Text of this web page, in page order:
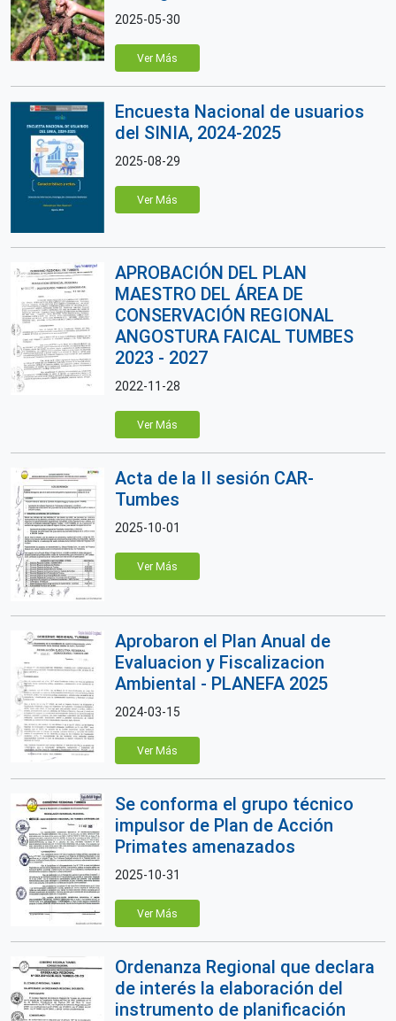
2025-05-30
Ver Más
Encuesta Nacional de usuarios
del SINIA, 2024-2025
2025-08-29
Ver Más
APROBACIÓN DEL PLAN
MAESTRO DEL ÁREA DE
CONSERVACIÓN REGIONAL
ANGOSTURA FAICAL TUMBES
2023 - 2027
2022-11-28
Ver Más
Acta de la II sesión CAR-
Tumbes
2025-10-01
Ver Más
Aprobaron el Plan Anual de
Evaluacion y Fiscalizacion
Ambiental - PLANEFA 2025
2024-03-15
Ver Más
Se conforma el grupo técnico
impulsor de Plan de Acción
Primates amenazados
2025-10-31
Ver Más
Ordenanza Regional que declara
de interés la elaboración del
instrumento de planificación